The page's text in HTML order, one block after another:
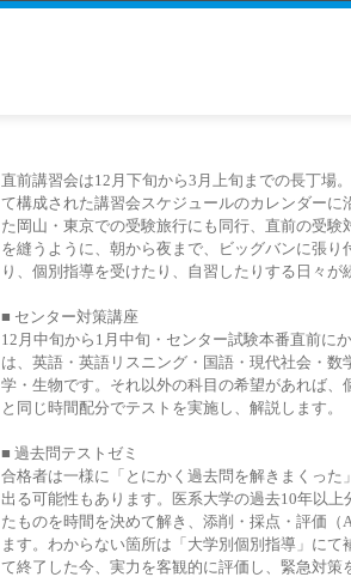
直前講習会は12月下旬から3月上旬までの長丁場
て構成された講習会スケジュールのカレンダーに
た岡山・東京での受験旅行にも同行、直前の受験
を縫うように、朝から夜まで、ビッグバンに張り
り、個別指導を受けたり、自習したりする日々が
■ センター対策講座
12月中旬から1月中旬・センター試験本番直前に
は、英語・英語リスニング・国語・現代社会・数
学・生物です。それ以外の科目の希望があれば、
と同じ時間配分でテストを実施し、解説します。
■ 過去問テストゼミ
合格者は一様に「とにかく過去問を解きまくった
出る可能性もあります。医系大学の過去10年以上
たものを時間を決めて解き、添削・採点・評価（
ます。わからない箇所は「大学別個別指導」にて
て終了した今、実力を客観的に評価し、緊急対策